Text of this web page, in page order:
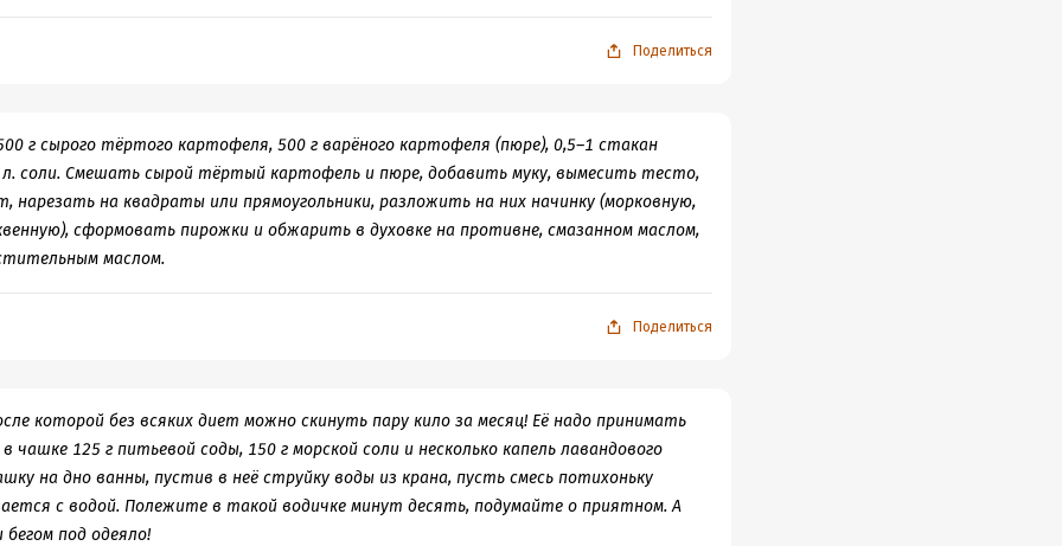
Поделиться
г сырого тёртого картофеля, 500 г варёного картофеля (пюре), 0,5–1 стакан
л. соли. Смешать сырой тёртый картофель и пюре, добавить муку, вымесить тесто,
нарезать на квадраты или прямоугольники, разложить на них начинку (морковную,
сформовать пирожки и обжарить в духовке на противне, смазанном маслом,
маслом.
Поделиться
которой без всяких диет можно скинуть пару кило за месяц! Её надо принимать
чашке 125 г питьевой соды, 150 г морской соли и несколько капель лавандового
на дно ванны, пустив в неё струйку воды из крана, пусть смесь потихоньку
с водой. Полежите в такой водичке минут десять, подумайте о приятном. А
под одеяло!